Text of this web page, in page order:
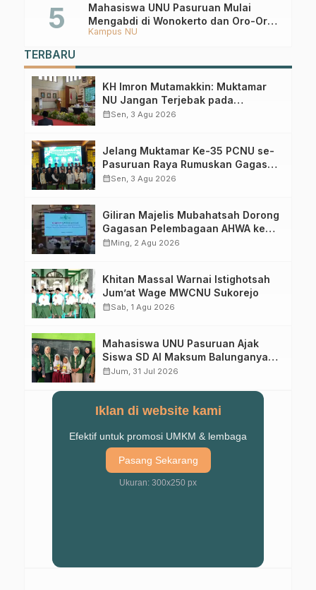
Kampus NU
Mahasiswa UNU Pasuruan Mulai
Mengabdi di Wonokerto dan Oro-Oro
Ombo Wetan Berikut Programnya
TERBARU
KH Imron Mutamakkin: Muktamar
NU Jangan Terjebak pada
Perebutan Kursi Ketua Umum
calendar_monthSen, 3 Agu 2026
Jelang Muktamar Ke-35 PCNU se-
Pasuruan Raya Rumuskan Gagasan
Transformasi Gerakan NU Menuju
calendar_monthSen, 3 Agu 2026
Giliran Majelis Mubahatsah Dorong
Gagasan Pelembagaan AHWA ke
Forum Muktamar Mendatang
calendar_monthMing, 2 Agu 2026
Khitan Massal Warnai Istighotsah
Jum’at Wage MWCNU Sukorejo
calendar_monthSab, 1 Agu 2026
Mahasiswa UNU Pasuruan Ajak
Siswa SD Al Maksum Balunganyar
Kuasai Penjumlahan Bersusun
calendar_monthJum, 31 Jul 2026
Iklan di website kami
Efektif untuk promosi UMKM & lembaga
Pasang Sekarang
Ukuran: 300x250 px